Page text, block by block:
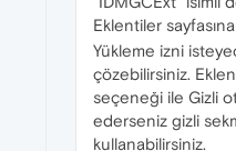
Eklentiler sayfasına
Yükleme izni
çözebilirsiniz.
seçeneği ile Gizli
ederseniz gizli
kullanabilirsiniz.